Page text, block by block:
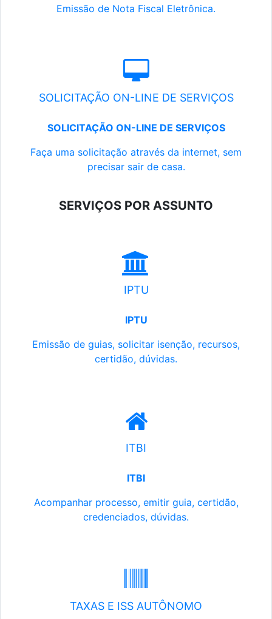
Emissão de Nota Fiscal Eletrônica.
SOLICITAÇÃO ON-LINE DE SERVIÇOS
SOLICITAÇÃO ON-LINE DE SERVIÇOS
Faça uma solicitação através da internet, sem
precisar sair de casa.
SERVIÇOS POR ASSUNTO
IPTU
IPTU
Emissão de guias, solicitar isenção, recursos,
certidão, dúvidas.
ITBI
ITBI
Acompanhar processo, emitir guia, certidão,
credenciados, dúvidas.
TAXAS E ISS AUTÔNOMO